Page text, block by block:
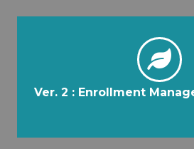
Ver. 2 : Enrollment